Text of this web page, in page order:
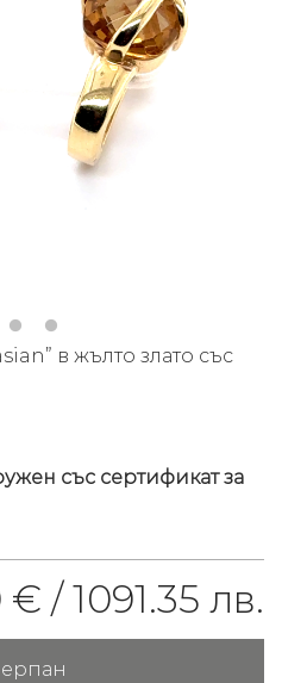
в жълто злато със
със сертификат за
€ /1091.35 лв.